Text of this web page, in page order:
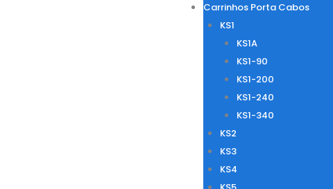
Carrinhos Porta Cabos
KS1
KS1A
KS1-90
KS1-200
KS1-240
KS1-340
KS2
KS3
KS4